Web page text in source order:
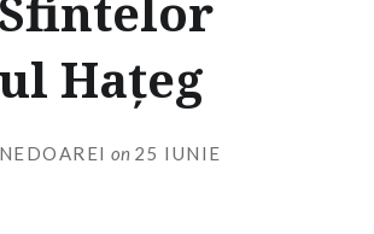
Hațeg
on 25 IUNIE